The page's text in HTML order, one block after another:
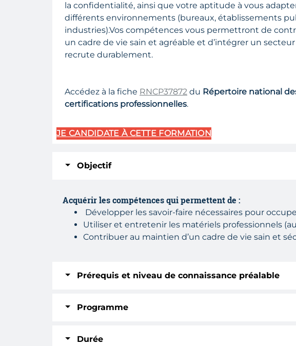
la confidentialité, ainsi que votre aptitude à vous
différents environnements (bureaux, établissements
industries).Vos compétences vous permettront de
un cadre de vie sain et agréable et d’intégrer un
recrute durablement.
Accédez à la fiche RNCP37872 du Répertoire national
certifications professionnelles.
JE CANDIDATE À CETTE FORMATION
Objectif
Acquérir les compétences qui permettent de :
Développer les savoir-faire nécessaires pour
Utiliser et entretenir les matériels professionnels
Contribuer au maintien d’un cadre de vie sain et
Prérequis et niveau de connaissance préalable
Programme
Durée